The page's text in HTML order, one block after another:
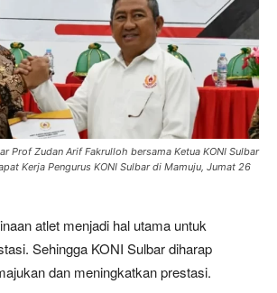
Prof Zudan Arif Fakrulloh bersama Ketua KONI Sulbar
Kerja Pengurus KONI Sulbar di Mamuju, Jumat 26
atlet menjadi hal utama untuk
Sehingga KONI Sulbar diharap
dan meningkatkan prestasi.